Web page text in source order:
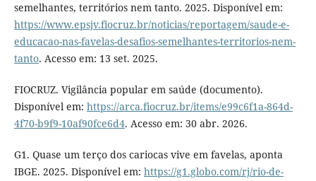
semelhantes, territórios nem tanto. 2025. Disponível em:
https://www.epsjv.fiocruz.br/noticias/reportagem/saude-e-
educacao-nas-favelas-desafios-semelhantes-territorios-nem-
tanto. Acesso em: 13 set. 2025.
FIOCRUZ. Vigilância popular em saúde (documento).
Disponível em: https://arca.fiocruz.br/items/e99c6f1a-864d-
4f70-b9f9-10af90fce6d4. Acesso em: 30 abr. 2026.
G1. Quase um terço dos cariocas vive em favelas, aponta
IBGE. 2025. Disponível em: https://g1.globo.com/rj/rio-de-